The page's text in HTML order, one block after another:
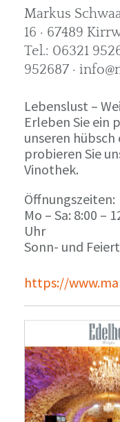
Markus
16 · 67489
Tel.: 06321
952687 ·
Lebenslust –
Erleben Sie ein
unseren
probieren Sie
Vinothek.
Öffnungszeiten:
Mo – Sa: 8:00 –
Uhr
Sonn- und
https://